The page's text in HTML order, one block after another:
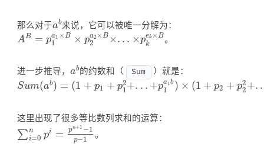
那么对于ab
ab来说，它可以被唯一分解为：
AB = pa1 ×B
1 × pa2 ×B
2 ×. . . ×pek ×B
k
AB= p1 a1×B× p2 a2×B× ...× p k ek×B 。
进一步推导，ab
ab的约数和（ Sum ）就是：
Sum(ab) = (1 + p1 + p2
1+. . . +pa1b
1 ) × (1 + p2 + p2
2 +. .
Sum(ab)=( 1+ p1+p12+ ...+p1a1 b )×(1+p2+ p2 2+ ...+p2 a2 b)×...× (
这里出现了很多等比数列求和的运算：
∑n
i=0 pi = pn+1 −1
p−1
∑i=0 n pi= pn +1−1p−1
。